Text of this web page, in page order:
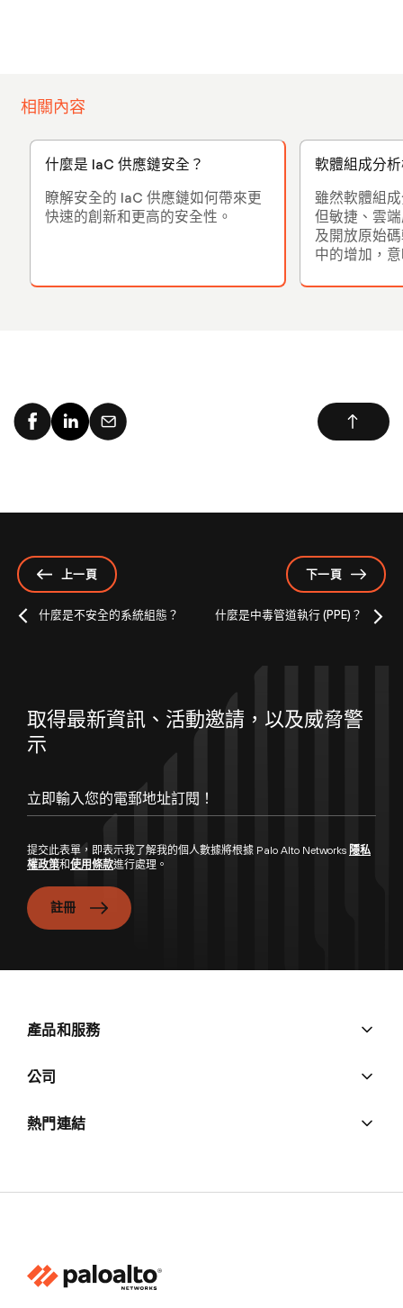
相關內容
什麼是 IaC 供應鏈安全？
瞭解安全的 IaC 供應鏈如何帶來更
快速的創新和更高的安全性。
軟體組成分
雖然軟體組
但敏捷、雲
及開放原始
中的增加，
上一頁
什麼是不安全的系統組態？
下一頁
什麼是中毒管道執行 (PPE)？
取得最新資訊、活動邀請，以及威脅警
示
提交此表單，即表示我了解我的個人數據將根據 Palo Alto Networks 隱私
權政策和使用條款進行處理。
註冊
產品和服務
公司
熱門連結